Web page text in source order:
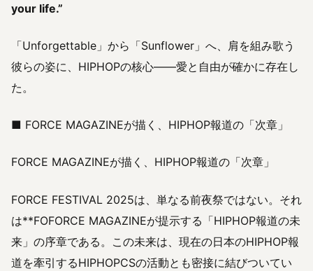
your life.”
「Unforgettable」から「Sunflower」へ、肩を組み歌う
彼らの姿に、HIPHOPの核心――愛と自由が確かに存在し
た。
■ FORCE MAGAZINEが描く、HIPHOP報道の「次章」
FORCE MAGAZINEが描く、HIPHOP報道の「次章」
FORCE FESTIVAL 2025は、単なる前夜祭ではない。それ
は**FOFORCE MAGAZINEが提示する「HIPHOP報道の未
来」の序章である。この未来は、現在の日本のHIPHOP報
道を牽引するHIPHOPCSの活動とも密接に結びついてい